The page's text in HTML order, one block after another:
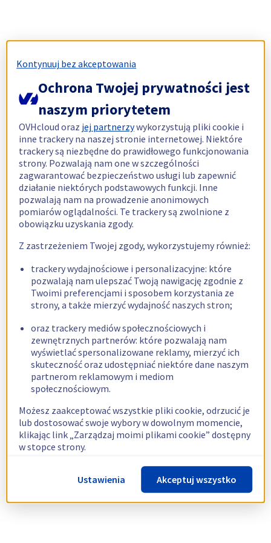
Kontynuuj bez akceptowania
Ochrona Twojej prywatności jest
naszym priorytetem
OVHcloud oraz jej partnerzywykorzystują pliki cookie i
inne trackery na naszej stronie internetowej. Niektóre
trackery są niezbędne do prawidłowego funkcjonowania
strony. Pozwalają nam one w szczególności
zagwarantować bezpieczeństwo usługi lub zapewnić
działanie niektórych podstawowych funkcji. Inne
pozwalają nam na prowadzenie anonimowych
pomiarów oglądalności. Te trackery są zwolnione z
obowiązku uzyskania zgody.
Z zastrzeżeniem Twojej zgody, wykorzystujemy również:
trackery wydajnościowe i personalizacyjne: które
pozwalają nam ulepszać Twoją nawigację zgodnie z
Twoimi preferencjami i sposobem korzystania ze
strony, a także mierzyć wydajność naszych stron;
oraz trackery mediów społecznościowych i
zewnętrznych partnerów: które pozwalają nam
wyświetlać spersonalizowane reklamy, mierzyć ich
skuteczność oraz udostępniać niektóre dane naszym
partnerom reklamowym i mediom
społecznościowym.
Możesz zaakceptować wszystkie pliki cookie, odrzucić je
lub dostosować swoje wybory w dowolnym momencie,
klikając link „Zarządzaj moimi plikami cookie” dostępny
w stopce strony.
Więcej informacji znajdziesz w naszejpolityce
dotyczącej wykorzystywania plików cookie.
Ustawienia Akceptuj wszystko